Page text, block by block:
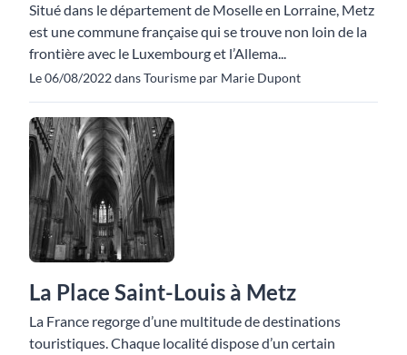
Situé dans le département de Moselle en Lorraine, Metz
est une commune française qui se trouve non loin de la
frontière avec le Luxembourg et l’Allema...
Le 06/08/2022 dans Tourisme par Marie Dupont
La Place Saint-Louis à Metz
La France regorge d’une multitude de destinations
touristiques. Chaque localité dispose d’un certain